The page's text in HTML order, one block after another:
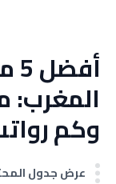
المغرب:
وكم
عرض جدول